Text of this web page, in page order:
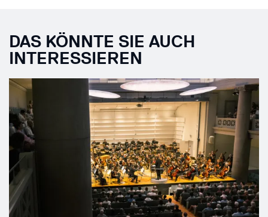
DAS KÖNNTE SIE AUCH
INTERESSIEREN